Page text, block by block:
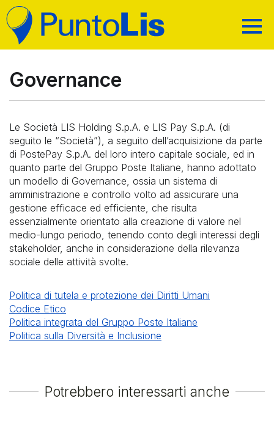
PRIVACY
CERCA IL PUNTO VENDITA
AREA RIVENDITORI
CODICI ACQUISTO
TELEFONIA E TV DIGITALE
SERVIZI POSTALI E TRASPORTO
PRENOTAZIONE TICKET UFFICIO POSTALE (PT)
UNIPOLMOVE
TRASPARENZA E PRIVACY
PAGAMENTI E SERVIZI AL CITTADINO
RICARICA CARTE PREPAGATE
BOLLETTINI
BONIFICI
TASSE AUTOMOBILISTICHE
PAGOPA
PRELIEVI
ASSISTENZA
RICERCA
Governance
Le Società LIS Holding S.p.A. e LIS Pay S.p.A. (di
seguito le “Società”), a seguito dell’acquisizione da parte
di PostePay S.p.A. del loro intero capitale sociale, ed in
quanto parte del Gruppo Poste Italiane, hanno adottato
un modello di Governance, ossia un sistema di
amministrazione e controllo volto ad assicurare una
gestione efficace ed efficiente, che risulta
essenzialmente orientato alla creazione di valore nel
medio-lungo periodo, tenendo conto degli interessi degli
stakeholder, anche in considerazione della rilevanza
sociale delle attività svolte.
Politica di tutela e protezione dei Diritti Umani
Codice Etico
Politica integrata del Gruppo Poste Italiane
Politica sulla Diversità e Inclusione
Potrebbero interessarti anche